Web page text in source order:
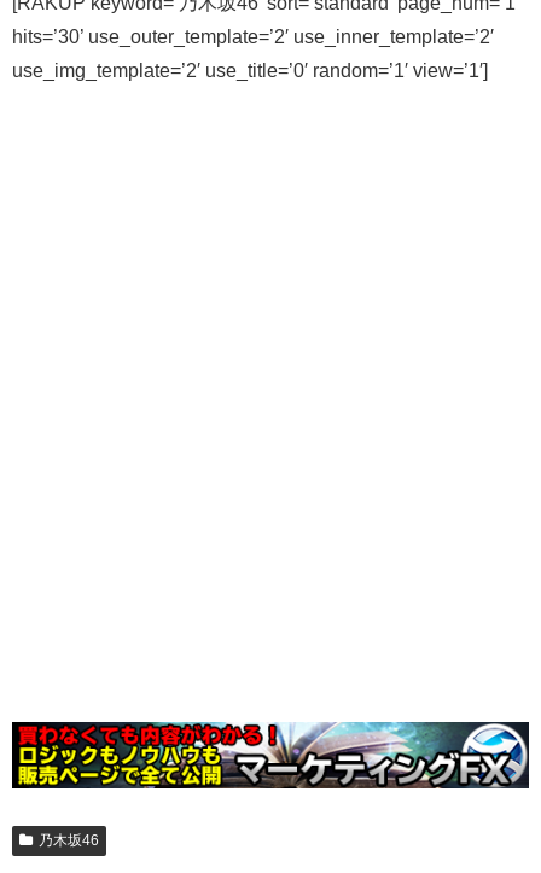
hits=’30’ use_outer_template=’2′ use_inner_template=’2′
use_img_template=’2′ use_title=’0′ random=’1′ view=’1′]
乃木坂46